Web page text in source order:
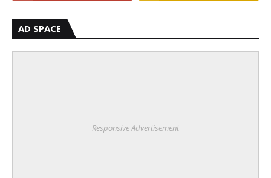
AD SPACE
Responsive Advertisement